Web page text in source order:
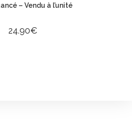
– Vendu à l’unité
24.90€